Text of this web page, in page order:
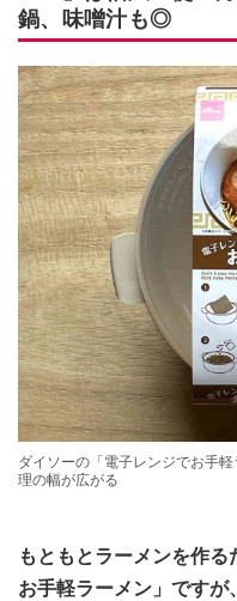
鍋、味噌汁も◎
ダイソーの「電子レンジでお手
理の幅が広がる
もともとラーメンを作
お手軽ラーメン」です